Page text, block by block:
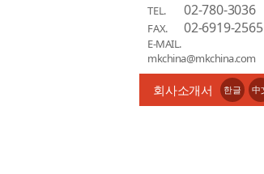
TEL. 02-780-3036
FAX. 02-6919-2565
E-MAIL.
mkchina@mkchina.com
회사소개서 한글 中